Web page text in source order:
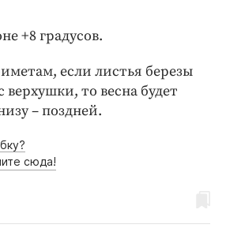
года
+8 градусов.
если листья березы
верхушки, то весна будет
– поздней.
сюда!